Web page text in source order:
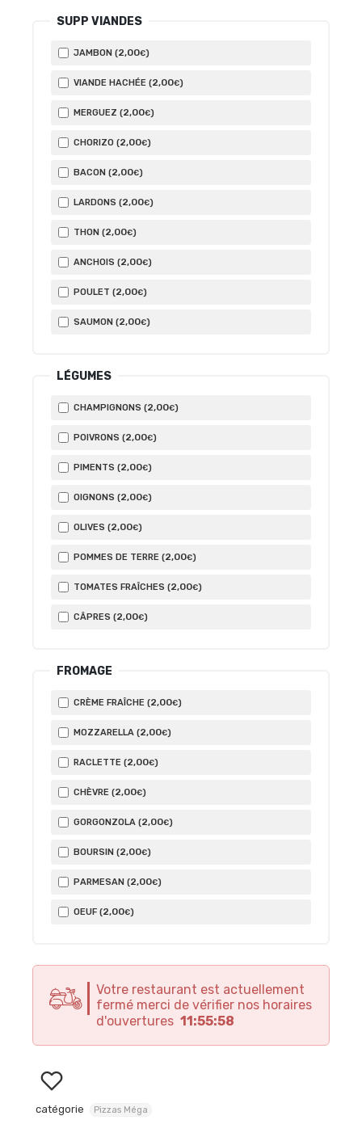
SUPP VIANDES
JAMBON (2,00€)
VIANDE HACHÉE (2,00€)
MERGUEZ (2,00€)
CHORIZO (2,00€)
BACON (2,00€)
LARDONS (2,00€)
THON (2,00€)
ANCHOIS (2,00€)
POULET (2,00€)
SAUMON (2,00€)
LÉGUMES
CHAMPIGNONS (2,00€)
POIVRONS (2,00€)
PIMENTS (2,00€)
OIGNONS (2,00€)
OLIVES (2,00€)
POMMES DE TERRE (2,00€)
TOMATES FRAÎCHES (2,00€)
CÂPRES (2,00€)
FROMAGE
CRÈME FRAÎCHE (2,00€)
MOZZARELLA (2,00€)
RACLETTE (2,00€)
CHÈVRE (2,00€)
GORGONZOLA (2,00€)
BOURSIN (2,00€)
PARMESAN (2,00€)
OEUF (2,00€)
Votre restaurant est actuellement
fermé merci de vérifier nos horaires
d'ouvertures 11:55:58
catégorie Pizzas Méga